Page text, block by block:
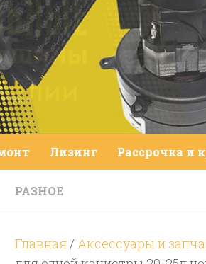
Лизинг Рассрочка и
РАЗНОЕ
Главная / Аксессуары и